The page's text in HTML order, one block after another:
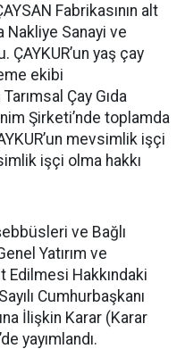
Fabrikasının alt
Nakliye Sanayi ve
yaş çay
ekibi
Çay Gıda
Şirketi’nde toplamda
mevsimlik işçi
işçi olma hakkı
ve Bağlı
Yatırım ve
Edilmesi Hakkındaki
Cumhurbaşkanı
İlişkin Karar (Karar
yayımlandı.